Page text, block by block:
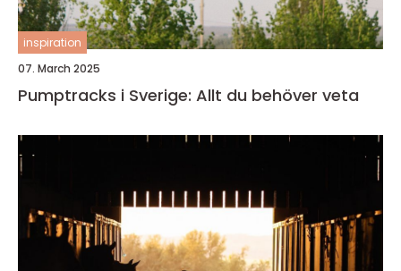
inspiration
07. March 2025
Pumptracks i Sverige: Allt du behöver veta